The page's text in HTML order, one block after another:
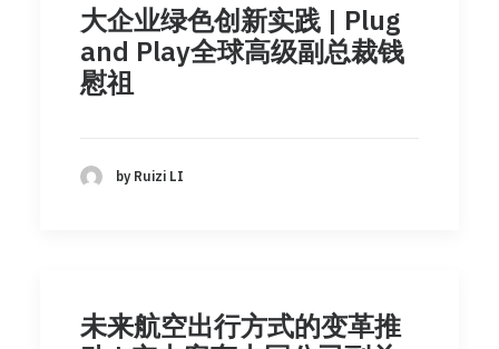
大企业绿色创新实践 | Plug
and Play全球高级副总裁钱
慰祖
by Ruizi LI
未来航空出行方式的变革推